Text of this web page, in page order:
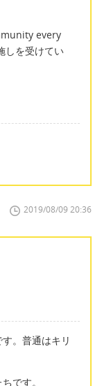
every
しを受けてい
2019/08/09 20:36
。普通はキリ
です。